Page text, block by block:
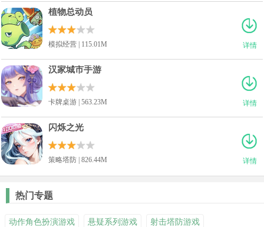
详情
植物总动员
模拟经营 | 115.01M
详情
汉家城市手游
卡牌桌游 | 563.23M
详情
闪烁之光
策略塔防 | 826.44M
热门专题
动作角色扮演游戏 悬疑系列游戏 射击塔防游戏